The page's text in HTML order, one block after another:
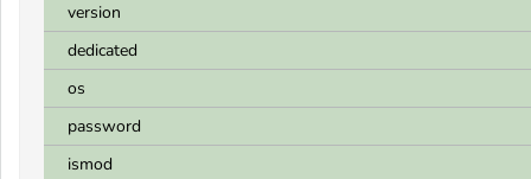
version
dedicated
os
password
ismod